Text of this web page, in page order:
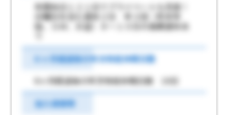
年間休日１２１日でプライベートも充実！
日曜日を含む週休２日 年３回（年末年
始、ＧＷ、お盆）８～１０日の長期連休あ
6 ヶ月経過後の年次有給休暇日数
6ヶ月経過後の年次有給休暇日数 10日
加入保険等